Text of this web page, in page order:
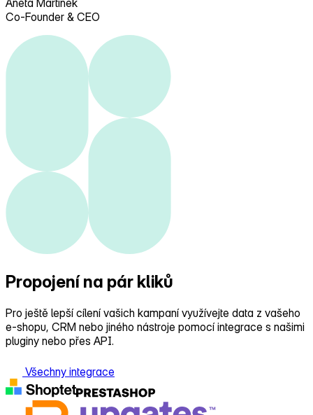
Aneta Martinek
Co-Founder & CEO
Propojenína pár kliků
Pro ještě lepší cílení vašich kampaní využívejte data z vašeho
e‑shopu, CRM nebo jiného nástroje pomocí integrace s našimi
pluginy nebo přes API.
Všechny integrace